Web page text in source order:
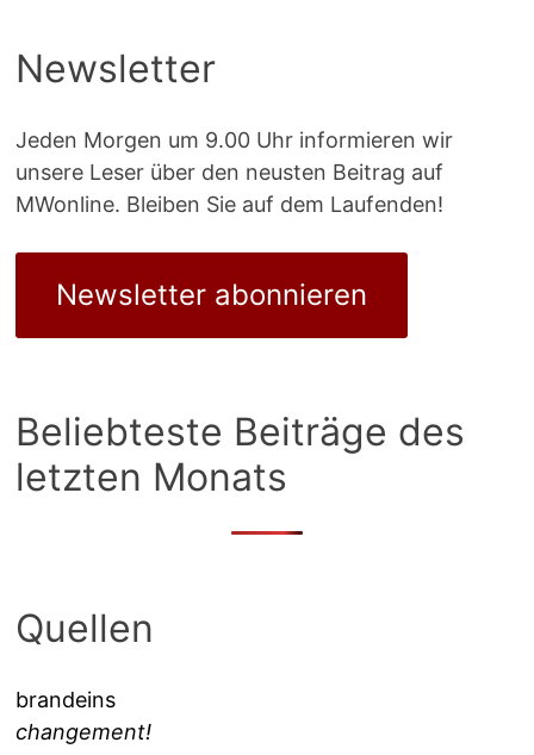
Newsletter
Jeden Morgen um 9.00 Uhr informieren wir
unsere Leser über den neusten Beitrag auf
MWonline. Bleiben Sie auf dem Laufenden!
Newsletter abonnieren
Beliebteste Beiträge des
letzten Monats
Quellen
brandeins
changement!